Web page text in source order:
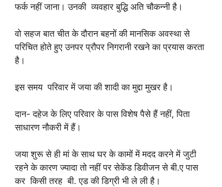
फर्क नहीं जाना। उनकी व्यवहार बुद्धि अति चौकन्नी है।
वो सहज बात चीत के दौरान बहनों की मानसिक अवस्था से
परिचित होते हुए उनपर प्रौपर निगरानी रखने का प्रयास करता
है।
इस समय परिवार में जया की शादी का मुद्दा मुखर है।
दान- दहेज के लिए परिवार के पास विशेष पैसे हैं नहीं, पिता
साधारण नौकरी में हैं।
जया शुरू से ही मां के साथ घर के कामों में मदद करने में जुटी
रहने के कारण ज्यादा तो नहीं पर सेकेंड डिवीजन से बी.ए पास
कर किसी तरह बी. एड की डिग्री भी ले ली है।